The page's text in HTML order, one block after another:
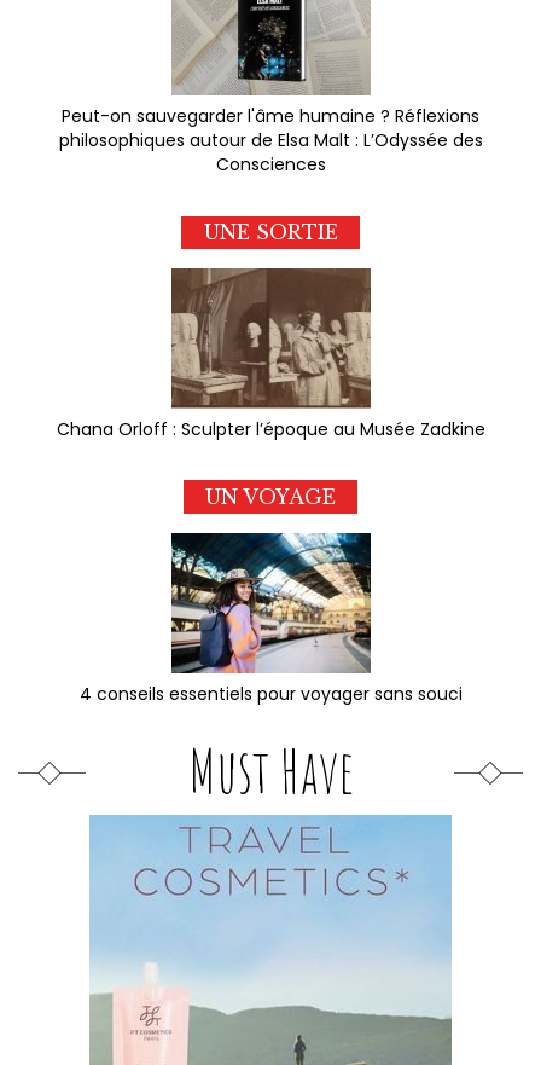
Peut-on sauvegarder l'âme humaine ? Réflexions
philosophiques autour de Elsa Malt : L’Odyssée des
Consciences
UNE SORTIE
Chana Orloff : Sculpter l’époque au Musée Zadkine
UN VOYAGE
4 conseils essentiels pour voyager sans souci
Must Have